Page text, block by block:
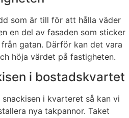
som är till för att hålla väder
en del av fasaden som sticker
gatan. Därför kan det vara
höja värdet på fastigheten.
i bostadskvartet
i kvarteret så kan vi
nya takpannor. Taket